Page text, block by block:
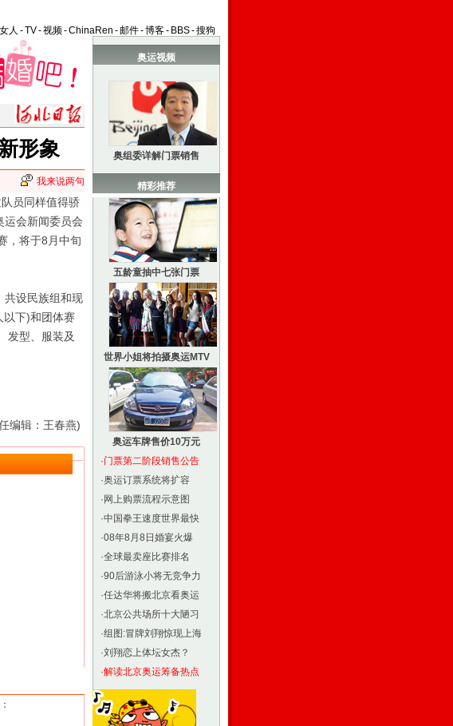
女人 -TV-视频-ChinaRen -邮件-博客- BBS-搜狗
形象
我来说两句
员同样值得骄
运会新闻委员会
，将于8月中旬
设民族组和现
以下)和团体赛
发型、服装及
编辑：王春燕)
奥运视频
奥组委详解门票销售
精彩推荐
五龄童抽中七张门票
世界小姐将拍摄奥运MTV
奥运车牌售价10万元
·门票第二阶段销售公告
·奥运订票系统将扩容
· 网上购票流程示意图
·中国拳王速度世界最快
·08年8月8日婚宴火爆
·全球最卖座比赛排名
·90后游泳小将无竞争力
·任达华将搬北京看奥运
·北京公共场所十大陋习
·组图:冒牌刘翔惊现上海
·刘翔恋上体坛女杰？
·解读北京奥运筹备热点